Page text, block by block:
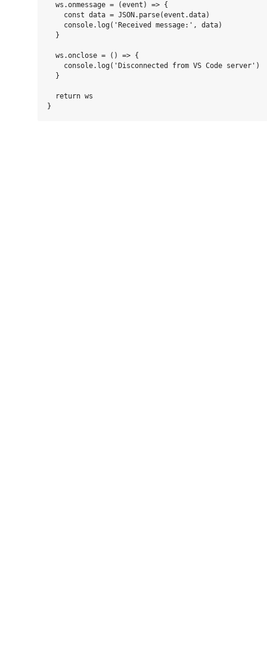
  ws.onmessage = (event) => {
    const data = JSON.parse(event.data)
    console.log('Received message:', data)
  }
  ws.onclose = () => {
    console.log('Disconnected from VS Code server')
  }
  return ws